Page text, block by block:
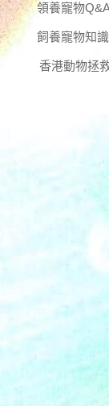
領養寵物
飼養寵物知
香港動物拯